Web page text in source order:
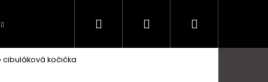
Hledat PřihlášeníNákupní
cibuláková kočička